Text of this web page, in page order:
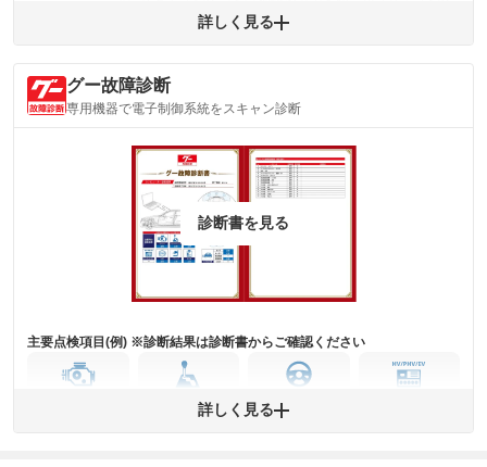
コミが残っています。
内装
(内装状態)
気になる汚れ等が、部分的にあります。
詳細は鑑定書をご確認ください。
※グー鑑定は保証サービスではございません。購入時は必ず現車をご確認
※実際にお渡しするコンディションチェックシートにつきましては、形式
※グー鑑定の評価はあくまでも記載している鑑定日の鑑定結果となりま
詳しく見る
グー故障診断
専用機器で電子制御系統をスキャン診断
診断書を見る
主要点検項目(例) ※診断結果は診断書からご確認ください
ミッション
ステアリング
詳しく見る